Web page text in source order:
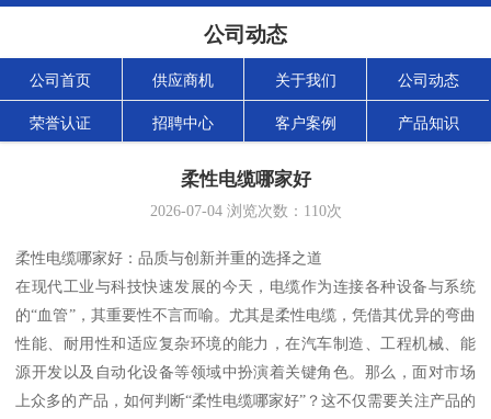
公司动态
公司首页 供应商机 关于我们 公司动态
荣誉认证 招聘中心 客户案例 产品知识
柔性电缆哪家好
2026-07-04浏览次数： 110次
柔性电缆哪家好：品质与创新并重的选择之道
在现代工业与科技快速发展的今天，电缆作为连接各种设备与系统
的“血管”，其重要性不言而喻。尤其是柔性电缆，凭借其优异的弯曲
性能、耐用性和适应复杂环境的能力，在汽车制造、工程机械、能
源开发以及自动化设备等领域中扮演着关键角色。那么，面对市场
上众多的产品，如何判断“柔性电缆哪家好”？这不仅需要关注产品的